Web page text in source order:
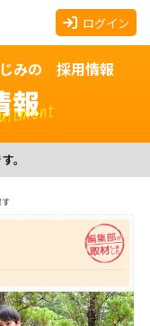
ログイン
みの 採用情報
報
。
す